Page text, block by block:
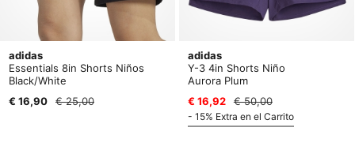
adidas
Essentials 8in Shorts Niños
Black/White
€ 16,90
€ 25,00
adidas
Y-3 4in Shorts Niño
Aurora Plum
€ 16,92
€ 50,00
- 15% Extra en el Carrito